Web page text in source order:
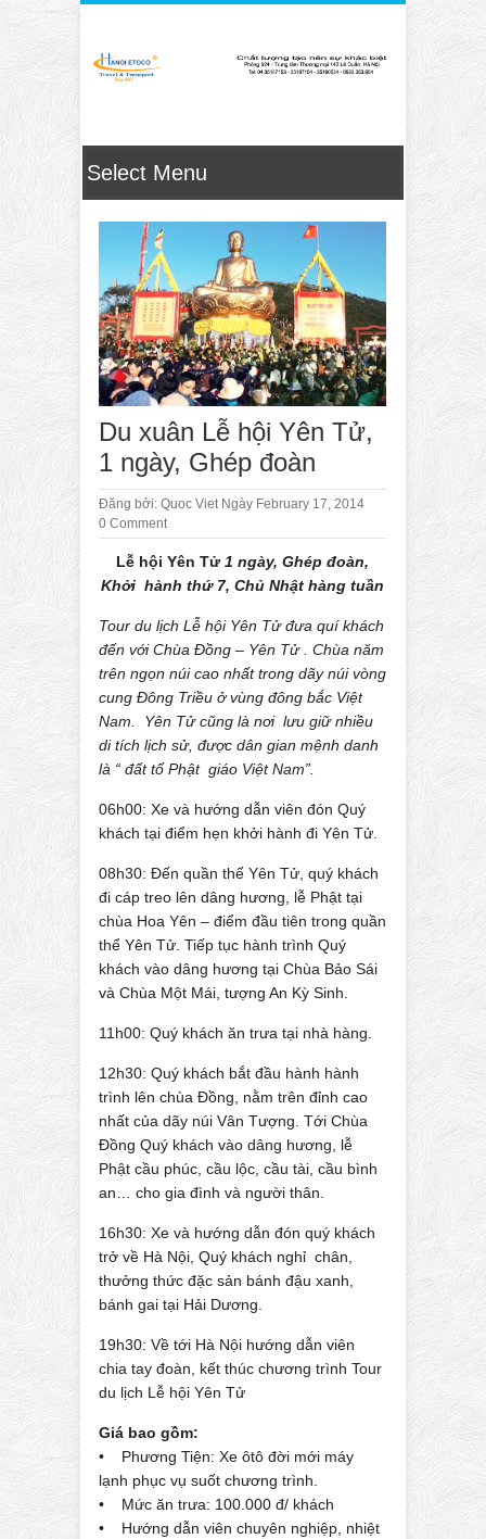
Du xuân Lễ hội Yên Tử,
1 ngày, Ghép đoàn
Đăng bởi: Quoc Viet Ngày February 17, 2014
0 Comment
Lễ hội Yên Tử1 ngày, Ghép đoàn,
Khởi hành thứ 7, Chủ Nhật hàng tuần
Tour du lịch Lễ hội Yên Tử đưa quí khách
đến với Chùa Đồng – Yên Tử . Chùa năm
trên ngọn núi cao nhất trong dãy núi vòng
cung Đông Triều ở vùng đông bắc Việt
Nam. Yên Tử cũng là nơi lưu giữ nhiều
di tích lịch sử, được dân gian mệnh danh
là “ đất tổ Phật giáo Việt Nam”.
06h00: Xe và hướng dẫn viên đón Quý
khách tại điểm hẹn khởi hành đi Yên Tử.
08h30: Đến quần thể Yên Tử, quý khách
đi cáp treo lên dâng hương, lễ Phật tại
chùa Hoa Yên – điểm đầu tiên trong quần
thể Yên Tử. Tiếp tục hành trình Quý
khách vào dâng hương tại Chùa Bảo Sái
và Chùa Một Mái, tượng An Kỳ Sinh.
11h00: Quý khách ăn trưa tại nhà hàng.
12h30: Quý khách bắt đầu hành hành
trình lên chùa Đồng, nằm trên đỉnh cao
nhất của dãy núi Vân Tượng. Tới Chùa
Đồng Quý khách vào dâng hương, lễ
Phật cầu phúc, cầu lộc, cầu tài, cầu bình
an… cho gia đình và người thân.
16h30: Xe và hướng dẫn đón quý khách
trở về Hà Nội, Quý khách nghỉ chân,
thưởng thức đặc sản bánh đậu xanh,
bánh gai tại Hải Dương.
19h30: Về tới Hà Nội hướng dẫn viên
chia tay đoàn, kết thúc chương trình Tour
du lịch Lễ hội Yên Tử
Giá bao gồm:
• Phương Tiện: Xe ôtô đời mới máy
lạnh phục vụ suốt chương trình.
• Mức ăn trưa: 100.000 đ/ khách
• Hướng dẫn viên chuyên nghiệp, nhiệt